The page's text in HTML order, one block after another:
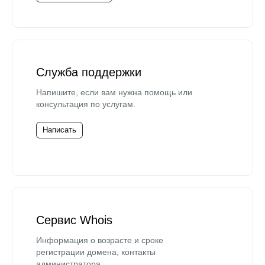
Служба поддержки
Напишите, если вам нужна помощь или
консультация по услугам.
Написать
Сервис Whois
Информация о возрасте и сроке
регистрации домена, контакты